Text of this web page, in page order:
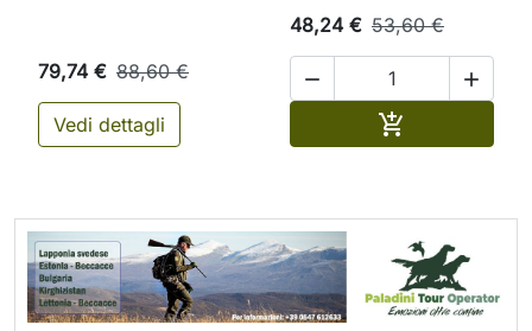
79,74 € 88,60 €
Vedi dettagli
48,24 € 53,60 €
 
